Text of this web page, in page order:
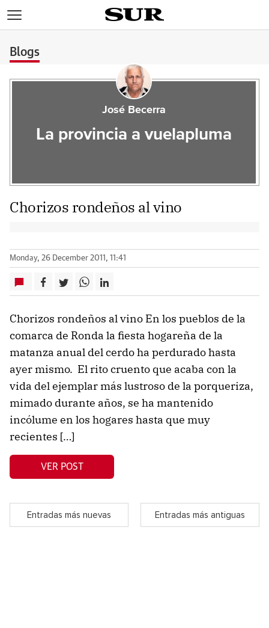
Blogs
José Becerra
La provincia a vuelapluma
Chorizos rondeños al vino
Monday, 26 December 2011, 11:41
Chorizos rondeños al vino En los pueblos de la
comarca de Ronda la fiesta hogareña de la
matanza anual del cerdo ha perdurado hasta
ayer mismo. El rito cruento que acaba con la
vida del ejemplar más lustroso de la porqueriza,
mimado durante años, se ha mantenido
incólume en los hogares hasta que muy
recientes […]
VER POST
Entradas más nuevas Entradas más antiguas